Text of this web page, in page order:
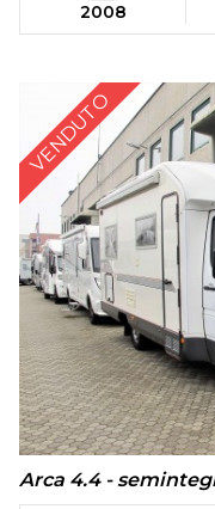
2008
VENDUTO
Arca 4.4 -